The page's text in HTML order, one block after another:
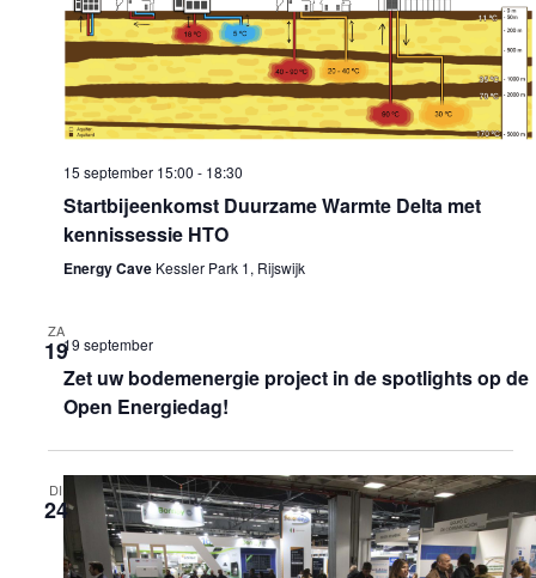
15 september 15:00 - 18:30
Startbijeenkomst Duurzame Warmte Delta met
kennissessie HTO
Energy Cave Kessler Park 1, Rijswijk
ZA
1919 september
Zet uw bodemenergie project in de spotlights op de
Open Energiedag!
DI
24